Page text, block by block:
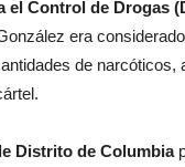
el Control de Drogas
era
de narcóticos,
Distrito de Columbia